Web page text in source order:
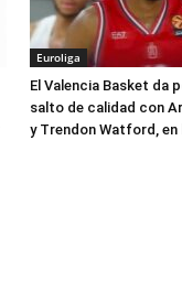
Euroliga
El Valencia Basket da
salto de calidad con
y Trendon Watford, en